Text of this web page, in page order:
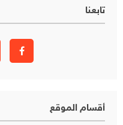
تابعنا
أقسام الموقع